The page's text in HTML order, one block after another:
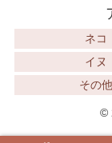
ネコ
イヌ
その他
©